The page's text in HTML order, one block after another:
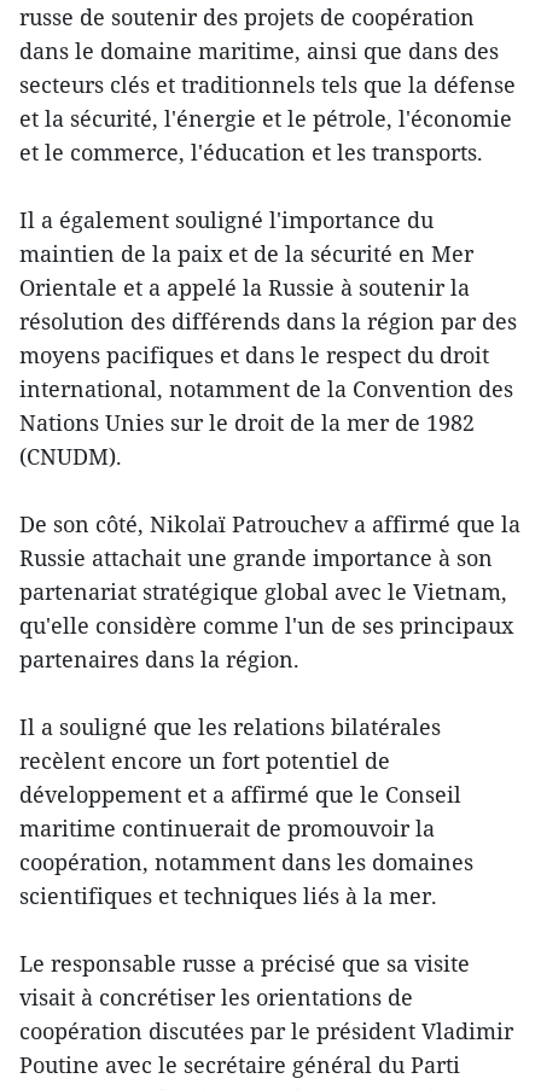
russe de soutenir des projets de coopération
dans le domaine maritime, ainsi que dans des
secteurs clés et traditionnels tels que la défense
et la sécurité, l'énergie et le pétrole, l'économie
et le commerce, l'éducation et les transports.
Il a également souligné l'importance du
maintien de la paix et de la sécurité en Mer
Orientale et a appelé la Russie à soutenir la
résolution des différends dans la région par des
moyens pacifiques et dans le respect du droit
international, notamment de la Convention des
Nations Unies sur le droit de la mer de 1982
(CNUDM).
De son côté, Nikolaï Patrouchev a affirmé que la
Russie attachait une grande importance à son
partenariat stratégique global avec le Vietnam,
qu'elle considère comme l'un de ses principaux
partenaires dans la région.
Il a souligné que les relations bilatérales
recèlent encore un fort potentiel de
développement et a affirmé que le Conseil
maritime continuerait de promouvoir la
coopération, notamment dans les domaines
scientifiques et techniques liés à la mer.
Le responsable russe a précisé que sa visite
visait à concrétiser les orientations de
coopération discutées par le président Vladimir
Poutine avec le secrétaire général du Parti